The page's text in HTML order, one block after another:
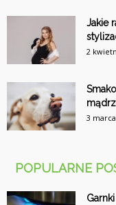
Jakie
2
3
POPULARNE